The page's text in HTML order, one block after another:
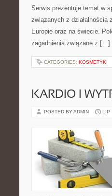
Serwis prezentuje temat w
związanych z działalnością
Europie oraz na świecie.
zagadnienia związane z […]
CATEGORIES: KOSMETYKI
KARDIO I
POSTED BY ADMIN LIP